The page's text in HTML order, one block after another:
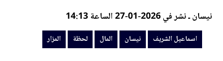
نيسان ـ نشر في 2026-01-27 الساعة 14:13
اسماعيل الشريف نيسان المال لحظة المزار